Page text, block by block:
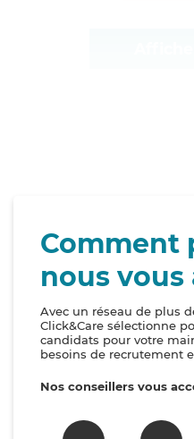
Comment
nous vous
Avec un réseau de plus
Click&Care sélectionne
candidats pour votre
besoins de recrutement
Nos conseillers vous